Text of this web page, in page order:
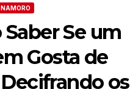
Se um
Gosta de
os